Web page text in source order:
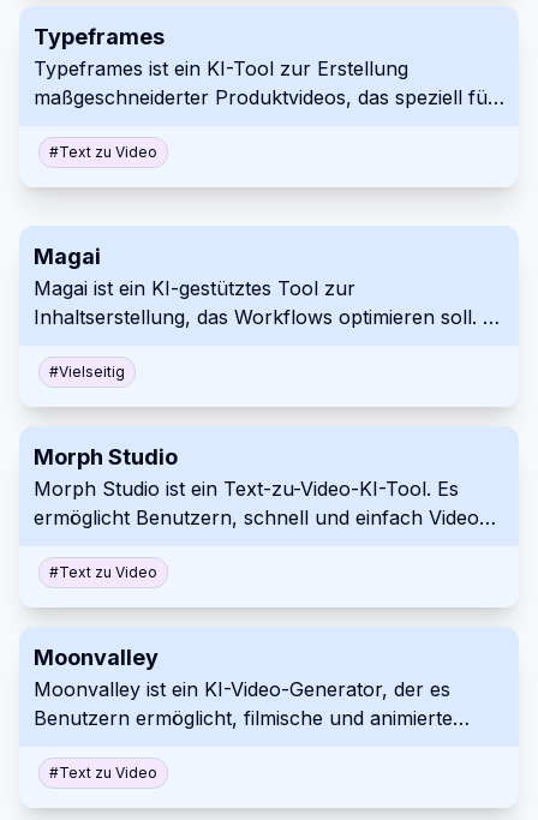
Typeframes
Typeframes ist ein KI-Tool zur Erstellung
maßgeschneiderter Produktvideos, das speziell für
den Videoerstellungsprozess, indem Benutzer
Inhalte eingeben und Effekte auswählen können.
markengerechte Videos effizient zu erstellen.
#Text zu Video
Magai
Magai ist ein KI-gestütztes Tool zur
Inhaltserstellung, das Workflows optimieren soll. Es
Funktionen wie URL-Lesen und Persona-
Erstellung. Nutzen Sie Magai, um die
#Vielseitig
Morph Studio
Morph Studio ist ein Text-zu-Video-KI-Tool. Es
ermöglicht Benutzern, schnell und einfach Videos
können über einen Discord-Server darauf
zugreifen, um kreative Videoinhalte zu generieren.
#Text zu Video
Moonvalley
Moonvalley ist ein KI-Video-Generator, der es
Benutzern ermöglicht, filmische und animierte
vereinfacht komplexe Videoproduktion durch
fortschrittliche KI-Technologie. Die Plattform bietet
#Text zu Video